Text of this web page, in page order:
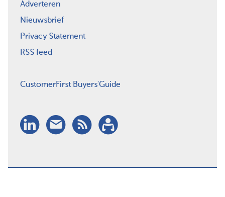
Adverteren
Nieuwsbrief
Privacy Statement
RSS feed
CustomerFirst Buyers'Guide
LinkedIn
Nieuwsbrief
RSSAbonneren